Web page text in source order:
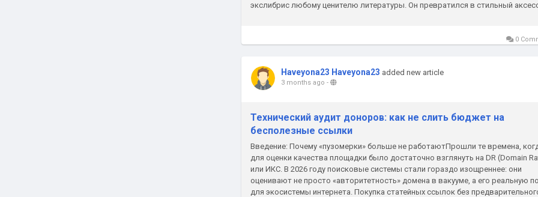
экслибрис любому ценителю литературы. Он превратился в стильный
0
Haveyona23 Haveyona23 added new article
3 months ago -
Технический аудит доноров: как не слить бюджет на
бесполезные ссылки
Введение: Почему «пузомерки» больше не работаютПрошли те времена,
для оценки качества площадки было достаточно взглянуть на DR (Domain
или ИКС. В 2026 году поисковые системы стали гораздо изощреннее: они
оценивают не просто «авторитетность» домена в вакууме, а его реальную
для экосистемы интернета. Покупка статейных ссылок без